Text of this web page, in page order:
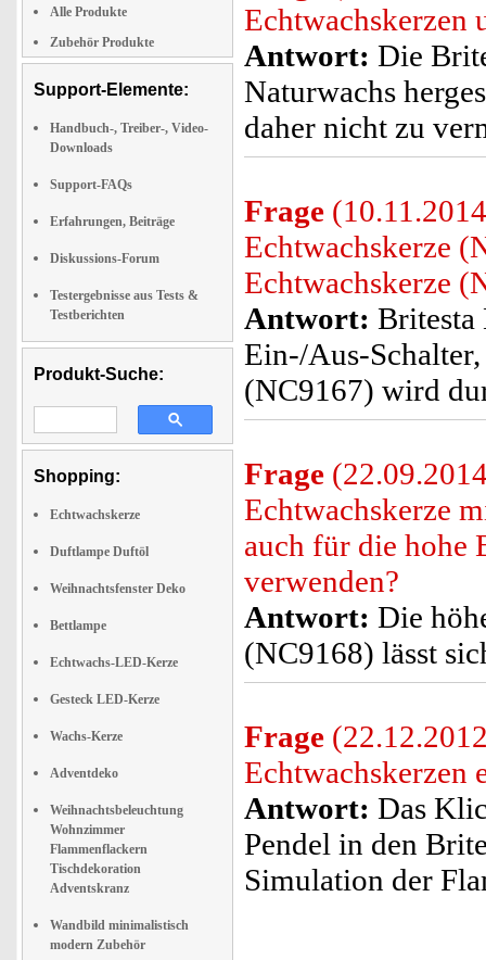
Alle Produkte
Zubehör Produkte
Support-Elemente:
Handbuch-, Treiber-, Video-
Downloads
Support-FAQs
Erfahrungen, Beiträge
Diskussions-Forum
Testergebnisse aus Tests &
Testberichten
Produkt-Suche:
Shopping:
Echtwachskerze
Duftlampe Duftöl
Weihnachtsfenster Deko
Bettlampe
Echtwachs-LED-Kerze
Gesteck LED-Kerze
Wachs-Kerze
Adventdeko
Weihnachtsbeleuchtung
Wohnzimmer
Flammenflackern
Tischdekoration
Adventskranz
Wandbild minimalistisch
modern Zubehör
Echtwachskerzen
Antwort: Die
Naturwachs
daher nicht zu
Frage
Echtwachskerze
Echtwachskerze
Antwort: Britesta
Ein-/Aus-
(NC9167) wird
Frage
Echtwachskerze
auch für die hohe
verwenden?
Antwort: Die
(NC9168) lässt
Frage
Echtwachskerzen
Antwort: Das
Pendel in den
Simulation der